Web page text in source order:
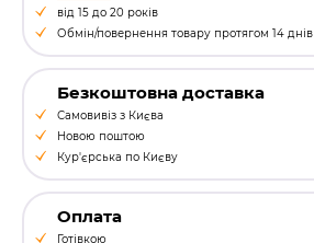
від 15 до 20 років
Обмін/повернення товару протягом 14 днів
Безкоштовна доставка
Самовивіз з Києва
Новою поштою
Кур'єрська по Києву
Оплата
Готівкою